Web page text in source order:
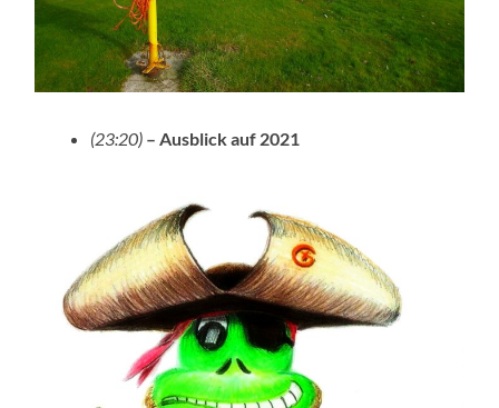
(23:20) – Ausblick auf 2021